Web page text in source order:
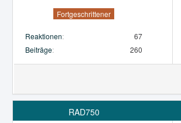
Fortgeschrittener
Reaktionen
67
Beiträge
260
RAD750